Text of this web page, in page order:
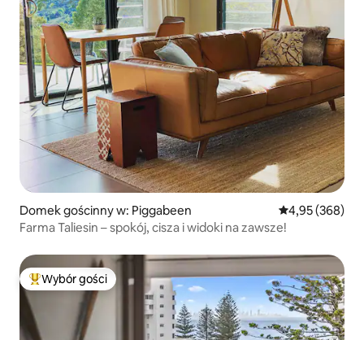
Domek gościnny w: Piggabeen Średnia
4,95 (368)
Farma Taliesin – spokój, cisza i widoki na zawsze!
Najpopularniejsze z kategorii Wybór gości
Wybór gości